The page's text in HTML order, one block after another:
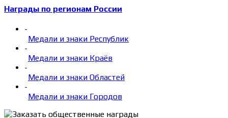
Награды по регионам России
-
Медали и знаки Республик
-
Медали и знаки Краёв
-
Медали и знаки Областей
-
Медали и знаки Городов